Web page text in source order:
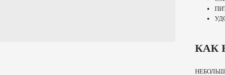
КАК